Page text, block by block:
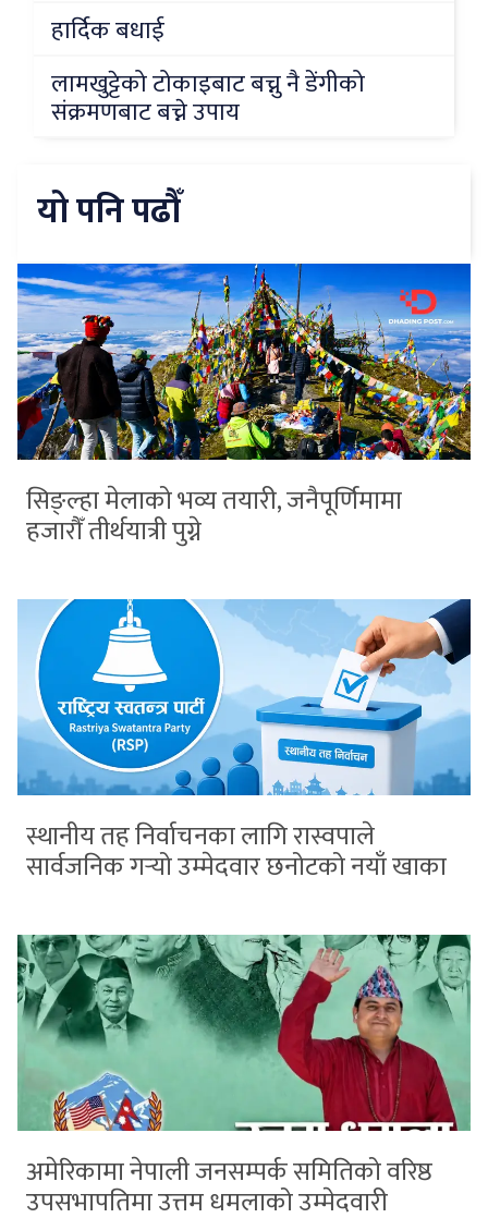
हार्दिक बधाई
लामखुट्टेको टोकाइबाट बच्नु नै डेंगीको
संक्रमणबाट बच्ने उपाय
यो पनि पढौँ
सिङ्ल्हा मेलाको भव्य तयारी, जनैपूर्णिमामा
हजारौँ तीर्थयात्री पुग्ने
स्थानीय तह निर्वाचनका लागि रास्वपाले
सार्वजनिक गर्‍यो उम्मेदवार छनोटको नयाँ खाका
अमेरिकामा नेपाली जनसम्पर्क समितिको वरिष्ठ
उपसभापतिमा उत्तम धमलाको उम्मेदवारी